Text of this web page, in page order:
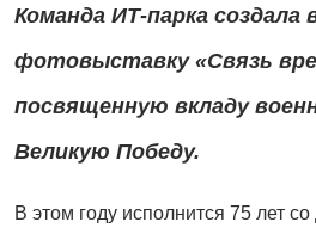
Команда ИТ-парка
фотовыставку «Связь
посвященную вкладу
Великую Победу.
В этом году исполнится 75 лет